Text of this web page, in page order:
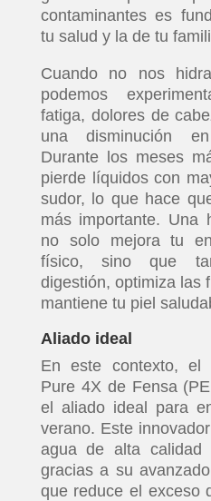
contaminantes es
tu salud y la de tu
Cuando no nos
podemos
fatiga, dolores de
una disminución
Durante los meses
pierde líquidos con
sudor, lo que hace
más importante. Una
no solo mejora tu
físico, sino que
digestión, optimiza las
mantiene tu piel
Aliado ideal
En este contexto, el
Pure 4X de Fensa
el aliado ideal para
verano. Este
agua de alta calidad
gracias a su
que reduce el exceso